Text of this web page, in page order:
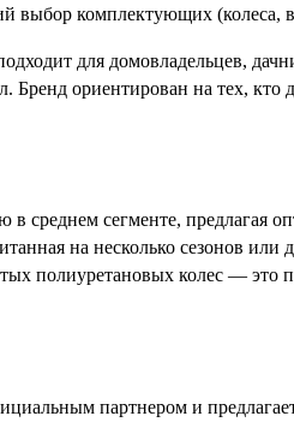
выбор комплектующих (колеса,
для домовладельцев,
Бренд ориентирован на тех,
среднем сегменте, предлагая
на несколько сезонов
полиуретановых колес — это
партнером и